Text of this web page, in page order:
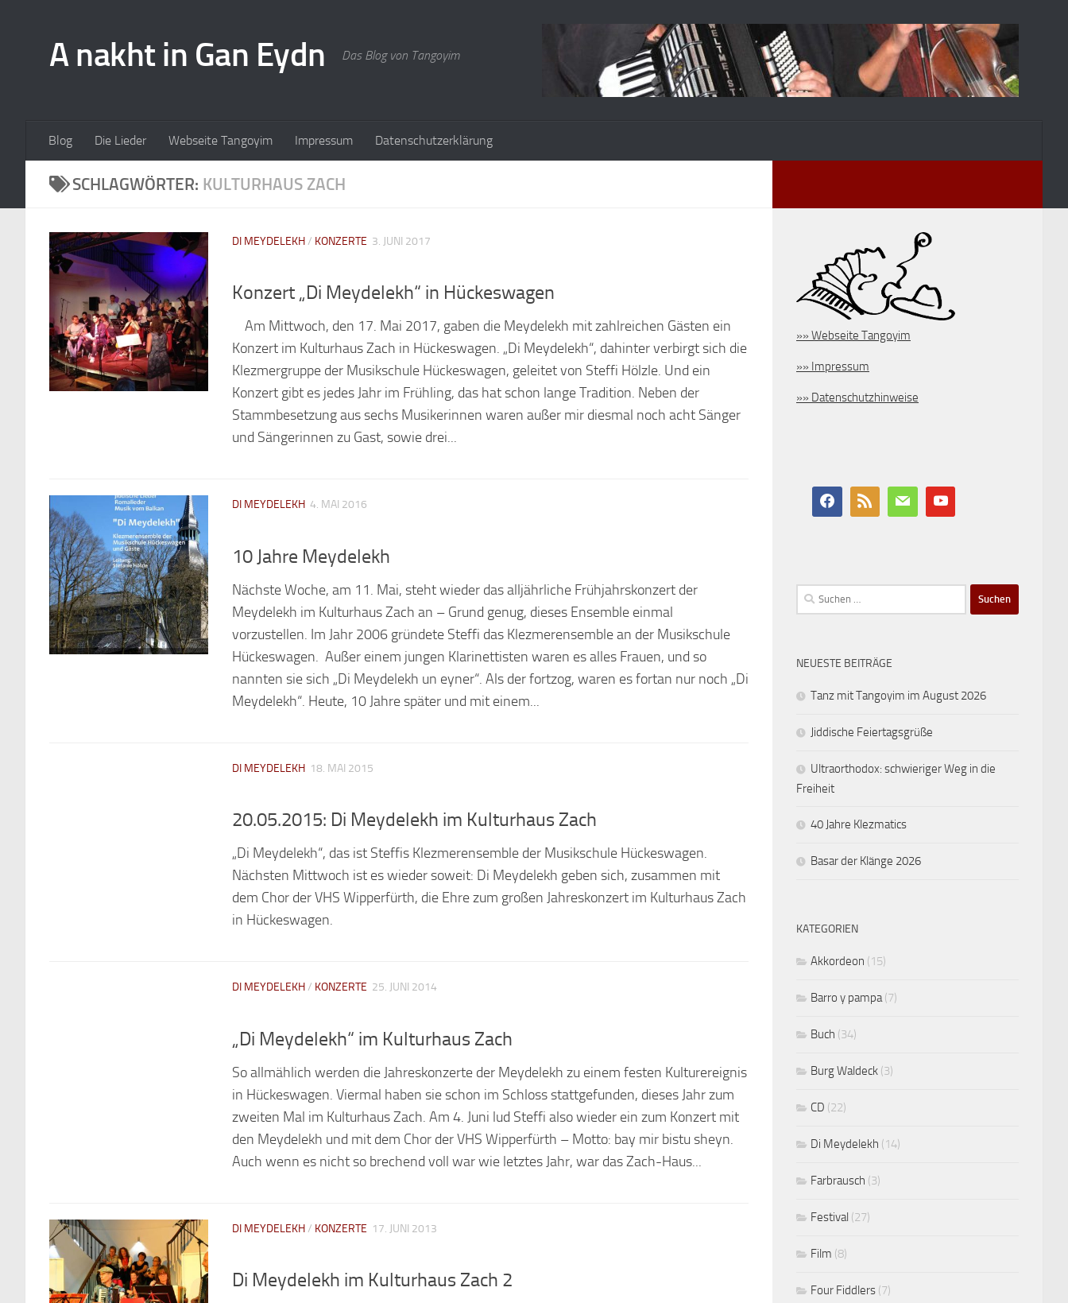
A nakht in Gan Eydn Das Blog von Tangoyim
Blog Die Lieder Webseite Tangoyim Impressum Datenschutzerklärung
SCHLAGWÖRTER: KULTURHAUS ZACH
DI MEYDELEKH/ KONZERTE 3. JUNI 2017
Konzert „Di Meydelekh“ in Hückeswagen
Am Mittwoch, den 17. Mai 2017, gaben die Meydelekh mit zahlreichen Gästen ein
Konzert im Kulturhaus Zach in Hückeswagen. „Di Meydelekh“, dahinter verbirgt sich die
Klezmergruppe der Musikschule Hückeswagen, geleitet von Steffi Hölzle. Und ein
Konzert gibt es jedes Jahr im Frühling, das hat schon lange Tradition. Neben der
Stammbesetzung aus sechs Musikerinnen waren außer mir diesmal noch acht Sänger
und Sängerinnen zu Gast, sowie drei...
DI MEYDELEKH 4. MAI 2016
10 Jahre Meydelekh
Nächste Woche, am 11. Mai, steht wieder das alljährliche Frühjahrskonzert der
Meydelekh im Kulturhaus Zach an – Grund genug, dieses Ensemble einmal
vorzustellen. Im Jahr 2006 gründete Steffi das Klezmerensemble an der Musikschule
Hückeswagen. Außer einem jungen Klarinettisten waren es alles Frauen, und so
nannten sie sich „Di Meydelekh un eyner“. Als der fortzog, waren es fortan nur noch „Di
Meydelekh“. Heute, 10 Jahre später und mit einem...
DI MEYDELEKH 18. MAI 2015
20.05.2015: Di Meydelekh im Kulturhaus Zach
„Di Meydelekh“, das ist Steffis Klezmerensemble der Musikschule Hückeswagen.
Nächsten Mittwoch ist es wieder soweit: Di Meydelekh geben sich, zusammen mit
dem Chor der VHS Wipperfürth, die Ehre zum großen Jahreskonzert im Kulturhaus Zach
in Hückeswagen.
DI MEYDELEKH/ KONZERTE 25. JUNI 2014
„Di Meydelekh“ im Kulturhaus Zach
So allmählich werden die Jahreskonzerte der Meydelekh zu einem festen Kulturereignis
in Hückeswagen. Viermal haben sie schon im Schloss stattgefunden, dieses Jahr zum
zweiten Mal im Kulturhaus Zach. Am 4. Juni lud Steffi also wieder ein zum Konzert mit
den Meydelekh und mit dem Chor der VHS Wipperfürth – Motto: bay mir bistu sheyn.
Auch wenn es nicht so brechend voll war wie letztes Jahr, war das Zach-Haus...
DI MEYDELEKH/ KONZERTE 17. JUNI 2013
Di Meydelekh im Kulturhaus Zach 2
»» Webseite Tangoyim
»» Impressum
»» Datenschutzhinweise
Suchen
nach:
NEUESTE BEITRÄGE
Tanz mit Tangoyim im August 2026
Jiddische Feiertagsgrüße
Ultraorthodox: schwieriger Weg in die
Freiheit
40 Jahre Klezmatics
Basar der Klänge 2026
KATEGORIEN
Akkordeon (15)
Barro y pampa (7)
Buch (34)
Burg Waldeck (3)
CD (22)
Di Meydelekh (14)
Farbrausch (3)
Festival (27)
Film (8)
Four Fiddlers (7)